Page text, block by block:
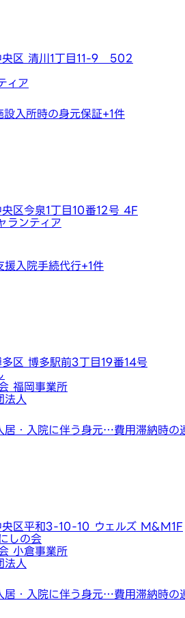
央区 清川1丁目11-9 502
ィア
設入所時の身元保証+1件
区今泉1丁目10番12号 4F
ランティア
援入院手続代行+1件
区 博多駅前3丁目19番14号
福岡事業所
法人
居・入院に伴う身元…費用滞納時の
央区平和3-10-10 ウェルズ M&M1F
しの会
小倉事業所
法人
居・入院に伴う身元…費用滞納時の